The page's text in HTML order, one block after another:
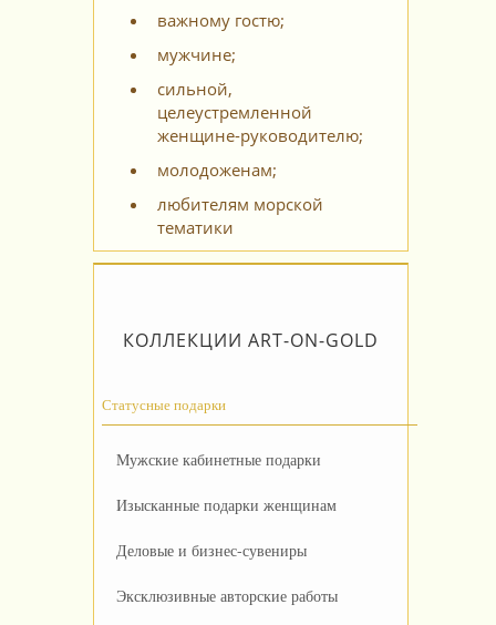
важному гостю;
мужчине;
сильной,
целеустремленной
женщине-руководителю;
молодоженам;
любителям морской
тематики
КОЛЛЕКЦИИ ART-ON-GOLD
Статусные подарки
Мужские кабинетные подарки
Изысканные подарки женщинам
Деловые и бизнес-сувениры
Эксклюзивные авторские работы